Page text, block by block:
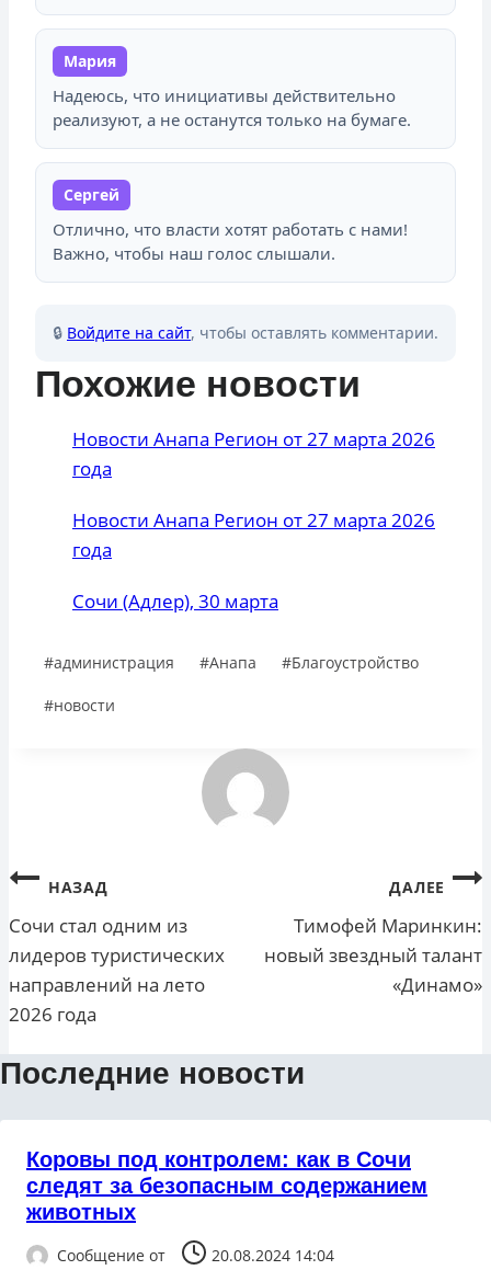
Мария
Надеюсь, что инициативы действительно
реализуют, а не останутся только на бумаге.
Сергей
Отлично, что власти хотят работать с нами!
Важно, чтобы наш голос слышали.
🔒 Войдите на сайт, чтобы оставлять комментарии.
Похожие новости
Новости Анапа Регион от 27 марта 2026
года
Новости Анапа Регион от 27 марта 2026
года
Сочи (Адлер), 30 марта
Метки
#администрация #Анапа #Благоустройство
#новости
Навигация
по
записям
НАЗАД
Сочи стал одним из
лидеров туристических
направлений на лето
2026 года
ДАЛЕЕ
Тимофей Маринкин:
новый звездный талант
«Динамо»
Последние новости
Коровы под контролем: как в Сочи
следят за безопасным содержанием
животных
Сообщение от 20.08.2024 14:04